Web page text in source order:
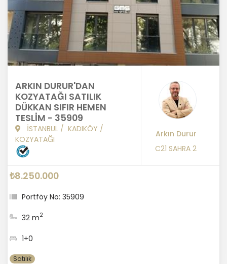
ARKIN DURUR'DAN
KOZYATAĞI SATILIK
DÜKKAN SIFIR HEMEN
TESLİM - 35909
İSTANBUL / KADIKÖY /
KOZYATAĞI
Arkın Durur
C21 SAHRA 2
₺8.250.000
Portföy No: 35909
32 m2
1+0
Satılık